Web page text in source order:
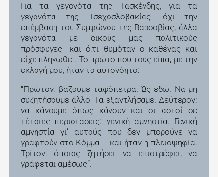
Για τα γεγονότα της Τασκένδης, για τα
γεγονότα της Τσεχοσλοβακίας -όχι την
επέμβαση του Συμφώνου της Βαρσοβίας, άλλα
γεγονότα με δικούς μας πολιτικούς
πρόσφυγες- και ό,τι θυμόταν ο καθένας και
είχε πληγωθεί. Το πρώτο που τους είπα, με την
εκλογή μου, ήταν το αυτονόητο:
“Πρώτον: βάζουμε ταφόπετρα. Ώς εδώ. Να μη
συζητήσουμε άλλο. Τα εξαντλήσαμε. Δεύτερον:
να κάνουμε όπως κάνουν και οι αστοί σε
τέτοιες περιστάσεις: γενική αμνηστία. Γενική
αμνηστία γι’ αυτούς που δεν μπορούνε να
γραφτούν στο Κόμμα – και ήταν η πλειοψηφία.
Τρίτον: όποιος ζητήσει να επιστρέφει, να
γράφεται αμέσως”.